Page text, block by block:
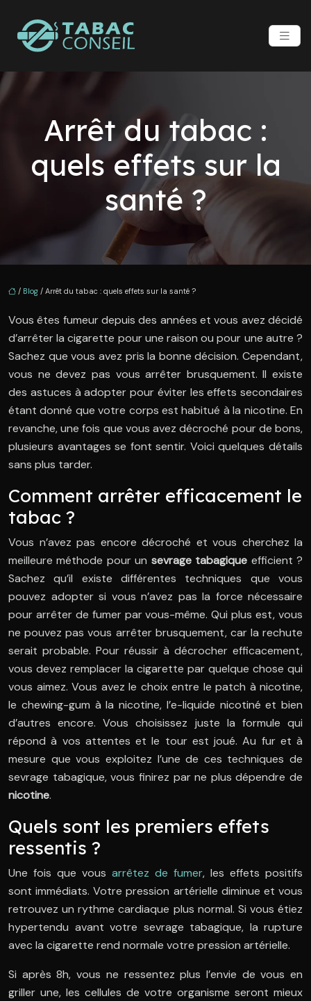
Arrêt du tabac :
quels effets sur la
santé ?
/ Blog / Arrêt du tabac : quels effets sur la santé ?
Vous êtes fumeur depuis des années et vous avez décidé
d’arrêter la cigarette pour une raison ou pour une autre ?
Sachez que vous avez pris la bonne décision. Cependant,
vous ne devez pas vous arrêter brusquement. Il existe
des astuces à adopter pour éviter les effets secondaires
étant donné que votre corps est habitué à la nicotine. En
revanche, une fois que vous avez décroché pour de bons,
plusieurs avantages se font sentir. Voici quelques détails
sans plus tarder.
Comment arrêter efficacement le
tabac ?
Vous n’avez pas encore décroché et vous cherchez la
meilleure méthode pour un sevrage tabagique efficient ?
Sachez qu’il existe différentes techniques que vous
pouvez adopter si vous n’avez pas la force nécessaire
pour arrêter de fumer par vous-même. Qui plus est, vous
ne pouvez pas vous arrêter brusquement, car la rechute
serait probable. Pour réussir à décrocher efficacement,
vous devez remplacer la cigarette par quelque chose qui
vous aimez. Vous avez le choix entre le patch à nicotine,
le chewing-gum à la nicotine, l’e-liquide nicotiné et bien
d’autres encore. Vous choisissez juste la formule qui
répond à vos attentes et le tour est joué. Au fur et à
mesure que vous exploitez l’une de ces techniques de
sevrage tabagique, vous finirez par ne plus dépendre de
nicotine.
Quels sont les premiers effets
ressentis ?
Une fois que vous arrêtez de fumer, les effets positifs
sont immédiats. Votre pression artérielle diminue et vous
retrouvez un rythme cardiaque plus normal. Si vous étiez
hypertendu avant votre sevrage tabagique, la rupture
avec la cigarette rend normale votre pression artérielle.
Si après 8h, vous ne ressentez plus l’envie de vous en
griller une, les cellules de votre organisme seront mieux